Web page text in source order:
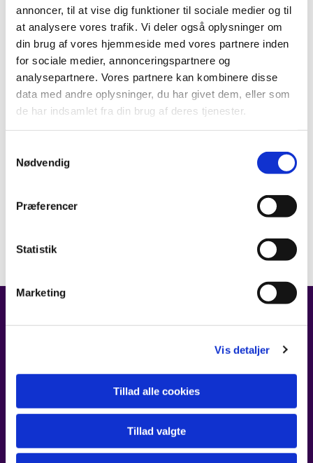
annoncer, til at vise dig funktioner til sociale medier og til
at analysere vores trafik. Vi deler også oplysninger om
din brug af vores hjemmeside med vores partnere inden
for sociale medier, annonceringspartnere og
analysepartnere. Vores partnere kan kombinere disse
data med andre oplysninger, du har givet dem, eller som
de har indsamlet fra din brug af deres tjenester.
Nødvendig
Præferencer
Statistik
Marketing
Vis detaljer
Tillad alle cookies
Tillad valgte
Robert Jacobsens Vej 72B
Kirkekontor
Robert Jacobsens Vej 70A